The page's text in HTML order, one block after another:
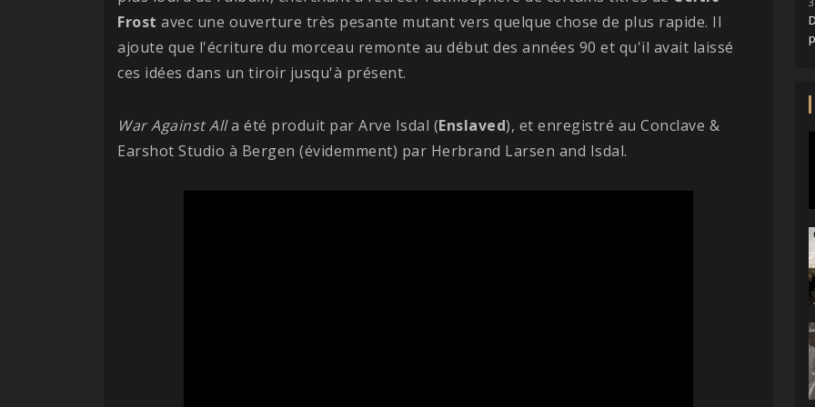
Frost avec une ouverture très pesante mutant vers quelque chose de plus rapide. Il
ajoute que l'écriture du morceau remonte au début des années 90 et qu'il avait laissé
ces idées dans un tiroir jusqu'à présent.
War Against Alla été produit par Arve Isdal (Enslaved), et enregistré au Conclave &
Earshot Studio à Bergen (évidemment) par Herbrand Larsen and Isdal.